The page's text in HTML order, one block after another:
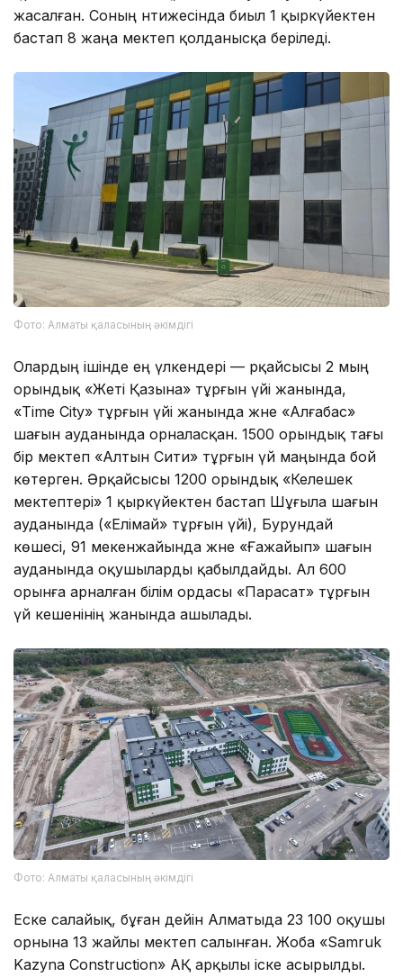
жасалған. Соның нәтижесінда биыл 1 қыркүйектен
бастап 8 жаңа мектеп қолданысқа беріледі.
Фото: Алматы қаласының әкімдігі
Олардың ішінде ең үлкендері — әрқайсысы 2 мың
орындық «Жеті Қазына» тұрғын үйі жанында,
«Time City» тұрғын үйі жанында және «Алғабас»
шағын ауданында орналасқан. 1500 орындық тағы
бір мектеп «Алтын Сити» тұрғын үй маңында бой
көтерген. Әрқайсысы 1200 орындық «Келешек
мектептері» 1 қыркүйектен бастап Шұғыла шағын
ауданында («Елімай» тұрғын үйі), Бурундай
көшесі, 91 мекенжайында және «Ғажайып» шағын
ауданында оқушыларды қабылдайды. Ал 600
орынға арналған білім ордасы «Парасат» тұрғын
үй кешенінің жанында ашылады.
Фото: Алматы қаласының әкімдігі
Еске салайық, бұған дейін Алматыда 23 100 оқушы
орнына 13 жайлы мектеп салынған. Жоба «Samruk
Kazyna Construction» АҚ арқылы іске асырылды.